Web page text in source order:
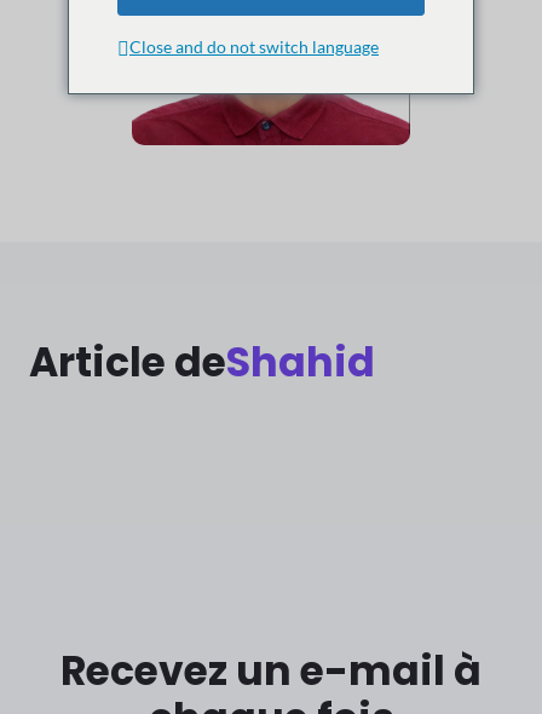
Article deShahid
Recevez un e-mail à
Close and do not switch language